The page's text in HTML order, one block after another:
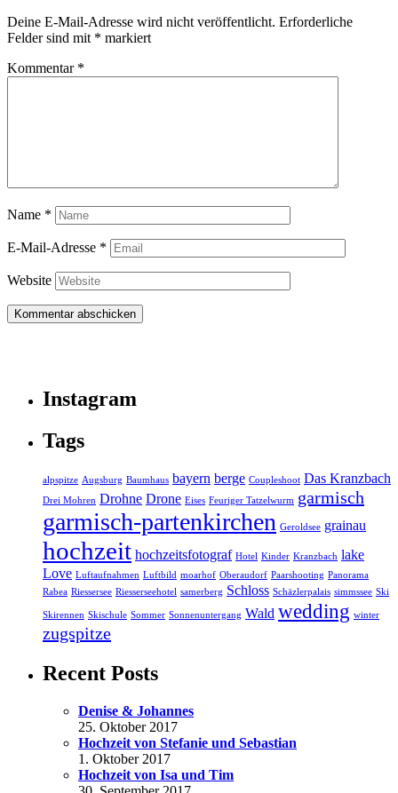
Deine E-Mail-Adresse wird nicht veröffentlicht. Erforderliche
Felder sind mit * markiert
Kommentar *
Name *
E-Mail-Adresse *
Website
Instagram
Tags
alpspitze Augsburg Baumhaus bayern berge Coupleshoot Das Kranzbach
Drei Mohren Drohne Drone Eises Feuriger Tatzelwurm garmisch
garmisch-partenkirchen Geroldsee grainau
hochzeit hochzeitsfotograf Hotel Kinder Kranzbach lake
Love Luftaufnahmen Luftbild moarhof Oberaudorf Paarshooting Panorama
Rabea Riessersee Riesserseehotel samerberg Schloss Schäzlerpalais simmssee Ski
Skirennen Skischule Sommer Sonnenuntergang Wald wedding winter
zugspitze
Recent Posts
Denise & Johannes
25. Oktober 2017
Hochzeit von Stefanie und Sebastian
1. Oktober 2017
Hochzeit von Isa und Tim